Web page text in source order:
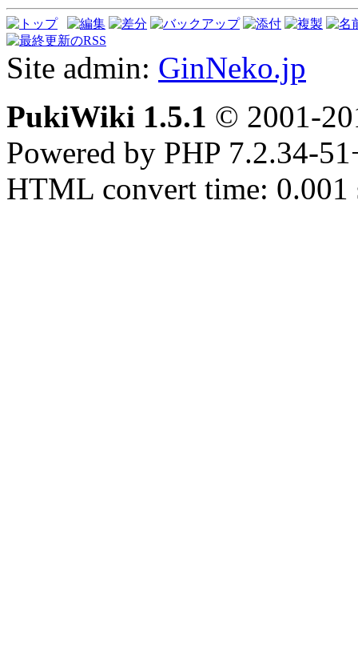
Site admin: GinNeko.jp
PukiWiki 1.5.1 © 2001-
Powered by PHP 7.2.34-
HTML convert time: 0.001